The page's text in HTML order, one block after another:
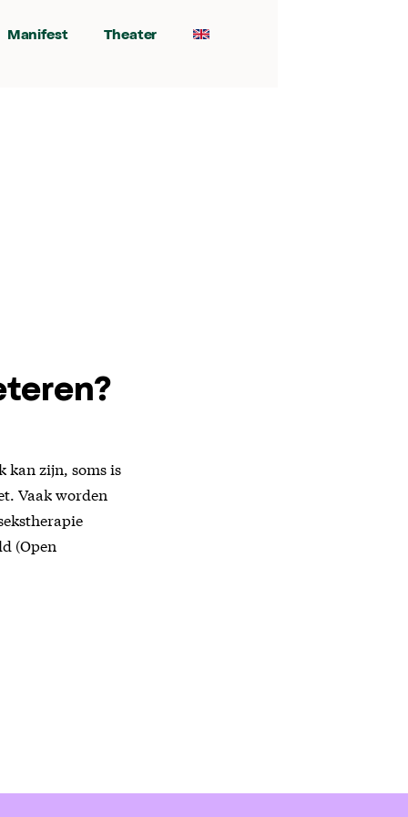
Manifest Theater
kan zijn, soms is
Vaak worden
(Open